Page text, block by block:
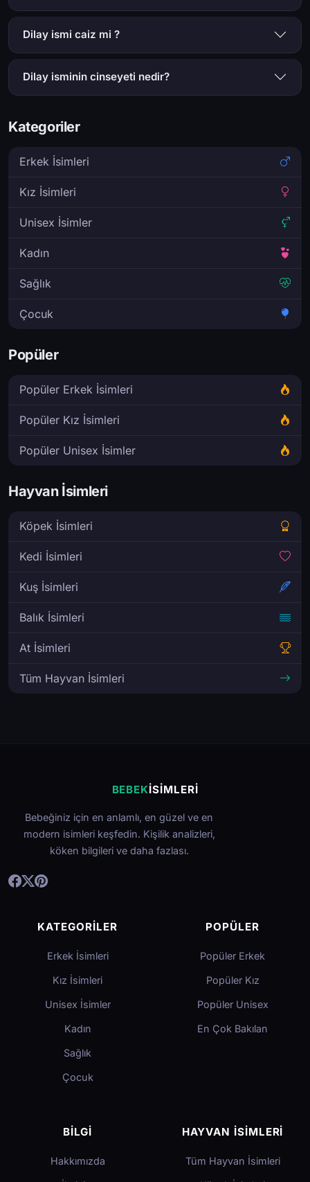
Dilay ismi caiz mi ?
Dilay isminin cinseyeti nedir?
Kategoriler
Erkek İsimleri
Kız İsimleri
Unisex İsimler
Kadın
Sağlık
Çocuk
Popüler
Popüler Erkek İsimleri
Popüler Kız İsimleri
Popüler Unisex İsimler
Hayvan İsimleri
Köpek İsimleri
Kedi İsimleri
Kuş İsimleri
Balık İsimleri
At İsimleri
Tüm Hayvan İsimleri
BEBEKİSIMLERI
Bebeğiniz için en anlamlı, en güzel ve en
modern isimleri keşfedin. Kişilik analizleri,
köken bilgileri ve daha fazlası.
KATEGORILER
Erkek İsimleri
Kız İsimleri
Unisex İsimler
Kadın
Sağlık
Çocuk
POPÜLER
Popüler Erkek
Popüler Kız
Popüler Unisex
En Çok Bakılan
BILGI
Hakkımızda
HAYVAN İSIMLERI
Tüm Hayvan İsimleri